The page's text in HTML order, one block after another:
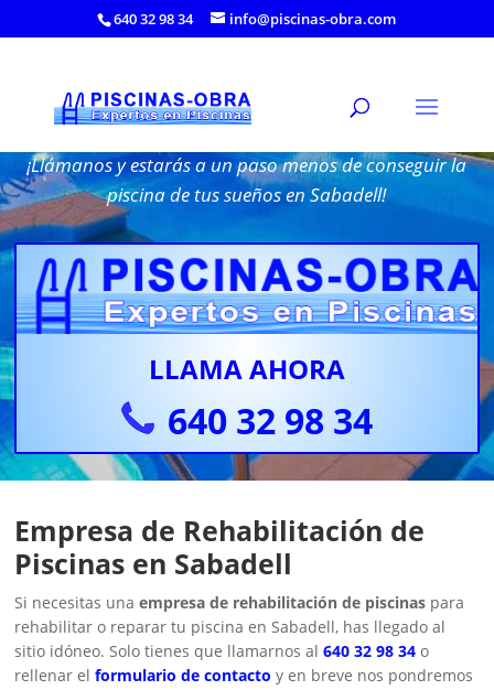
640 32 98 34 info@piscinas-obra.com
Rehabilitación de Piscinas en Sabadell
¡Llámanos y estarás a un paso menos de conseguir la
piscina de tus sueños en Sabadell!
LLAMA AHORA
640 32 98 34
Empresa de Rehabilitación de
Piscinas en Sabadell
Si necesitas unaempresa de rehabilitación de piscinas para
rehabilitar o reparar tu piscina en Sabadell, has llegado al
sitio idóneo. Solo tienes que llamarnos al640 32 98 34 o
rellenar elformulario de contacto y en breve nos pondremos